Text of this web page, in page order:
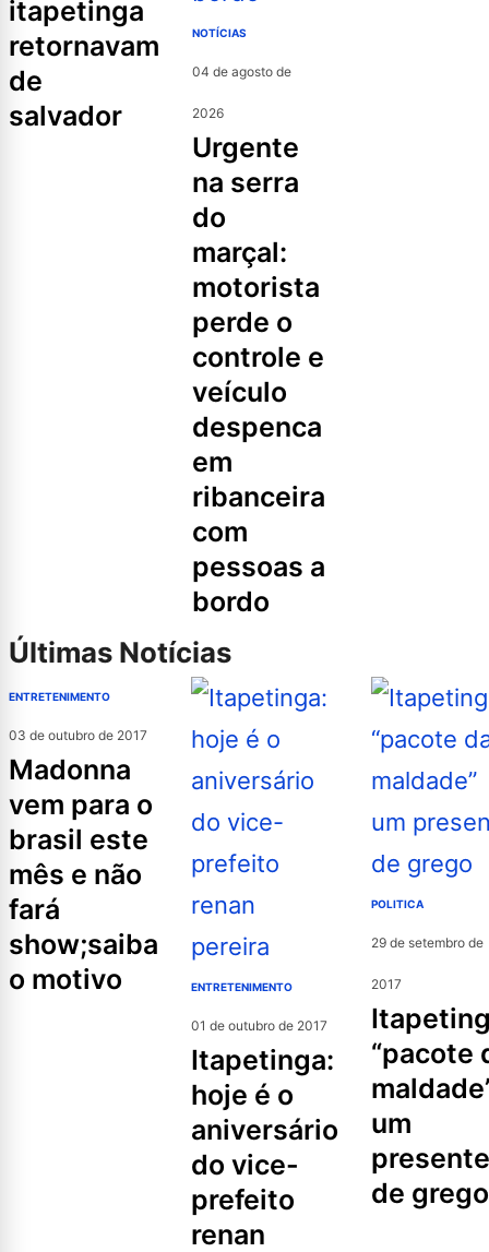
itapetinga
retornavam
de
salvador
NOTÍCIAS
04 de agosto de
2026
urgente
na serra
do
marçal:
motorista
perde o
controle e
veículo
despenca
em
ribanceira
com
pessoas a
bordo
Últimas Notícias
ENTRETENIMENTO
03 de outubro de 2017
madonna
vem para o
brasil este
mês e não
fará
show;saiba
o motivo
ENTRETENIMENTO
01 de outubro de 2017
itapetinga:
hoje é o
aniversário
do vice-
prefeito
renan
POLITICA
29 de setembro de
2017
itapetinga:
“pacote
um
presente
de grego